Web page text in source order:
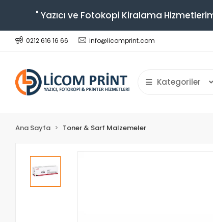
" Yazıcı ve Fotokopi Kiralama
0212 616 16 66 info@licomprint.com
Kategoriler
Ana Sayfa Toner & Sarf Malzemeler